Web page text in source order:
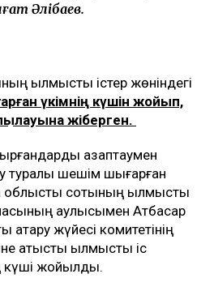
Әлібаев.
қылмыстық істер жөніндегі
үкімнің күшін жойып,
жіберген.
азаптаумен
туралы шешім шығарған
облыстық сотының қылмыстық
қаулысымен Атбасар
жүйесі комитетінің
қатысты қылмыстық іс
күші жойылды.